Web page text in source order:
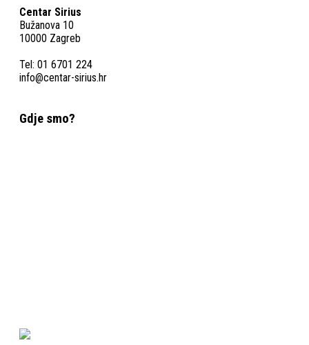
Centar Sirius
Bužanova 10
10000 Zagreb
Tel: 01 6701 224
info@centar-sirius.hr
Gdje smo?